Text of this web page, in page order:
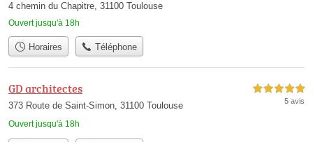
4 chemin du Chapitre, 31100 Toulouse
Ouvert jusqu'à 18h
Horaires Téléphone
GD architectes
373 Route de Saint-Simon, 31100 Toulouse
Ouvert jusqu'à 18h
5,0 étoiles sur 5
5 avis